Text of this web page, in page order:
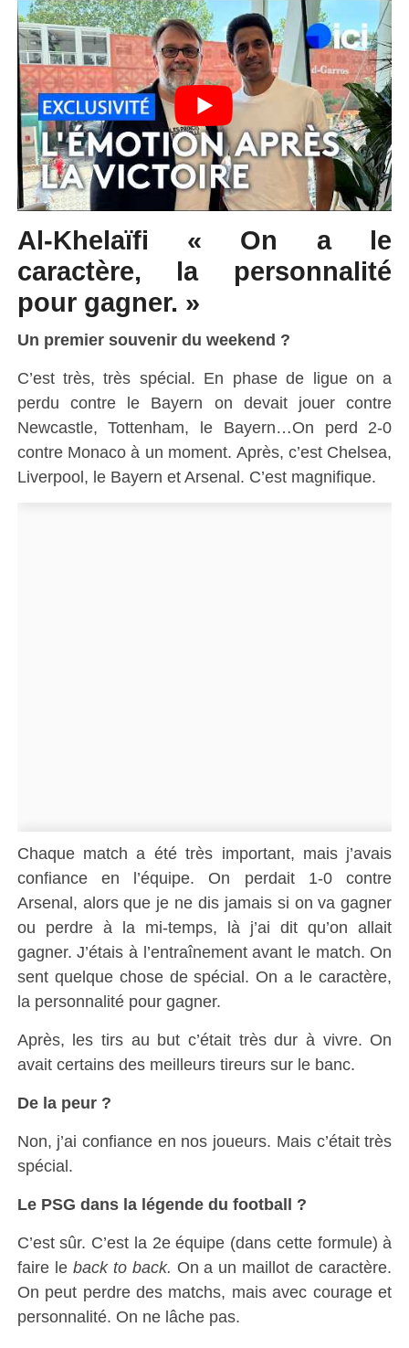
Al-Khelaïfi « On a le
caractère, la personnalité
pour gagner. »
Un premier souvenir du weekend ?
C’est très, très spécial. En phase de ligue on a
perdu contre le Bayern on devait jouer contre
Newcastle, Tottenham, le Bayern…On perd 2-0
contre Monaco à un moment. Après, c’est Chelsea,
Liverpool, le Bayern et Arsenal. C’est magnifique.
Chaque match a été très important, mais j’avais
confiance en l’équipe. On perdait 1-0 contre
Arsenal, alors que je ne dis jamais si on va gagner
ou perdre à la mi-temps, là j’ai dit qu’on allait
gagner. J’étais à l’entraînement avant le match. On
sent quelque chose de spécial. On a le caractère,
la personnalité pour gagner.
Après, les tirs au but c’était très dur à vivre. On
avait certains des meilleurs tireurs sur le banc.
De la peur ?
Non, j’ai confiance en nos joueurs. Mais c’était très
spécial.
Le PSG dans la légende du football ?
C’est sûr. C’est la 2e équipe (dans cette formule) à
faire le back to back. On a un maillot de caractère.
On peut perdre des matchs, mais avec courage et
personnalité. On ne lâche pas.